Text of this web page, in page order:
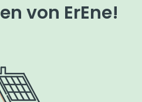
von ErEne!